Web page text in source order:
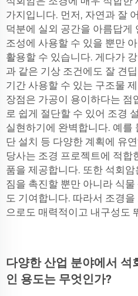
가지입니다. 먼저, 자연과 잘
덕분에 실외 공간을 아름답게
조성에 사용할 수 있을 뿐만
활용할 수 있습니다. 게다가
과 같은 기상 조건에도 잘 견
기간 사용할 수 있는 구조물
장점은 가공이 용이하다는 점
로 쉽게 절단할 수 있어 조경
실현하기에 완벽합니다. 예를
단 설치 등 다양한 계획에 유
당사는 조경 프로젝트에 적합
품을 제공합니다. 또한 석회
짐을 촉진할 뿐만 아니라 식
도 기여합니다. 따라서 조경
으로도 매력적이고 내구성도
다양한 산업 분야에서 석
인 용도는 무엇인가?